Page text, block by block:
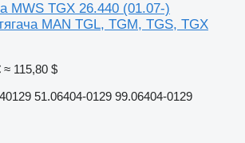
MWS TGX 26.440 (01.07-)
MAN TGL, TGM, TGS, TGX
≈ 115,80 $
51.06404-0129 99.06404-0129